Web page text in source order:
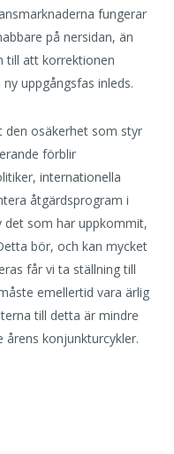
fungerar
på nersidan, än
till att korrektionen
uppgångsfas inleds.
den osäkerhet som styr
förblir
internationella
åtgärdsprogram i
det som har uppkommit,
bör, och kan mycket
får vi ta ställning till
emellertid vara ärlig
till detta är mindre
årens konjunkturcykler.